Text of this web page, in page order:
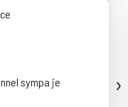
sympa je
›